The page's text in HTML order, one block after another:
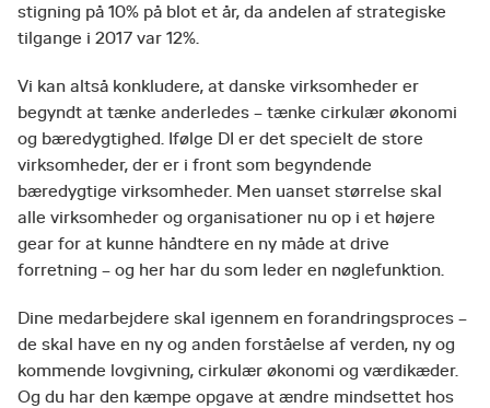
stigning på 10% på blot et år, da andelen af strategiske
tilgange i 2017 var 12%.
Vi kan altså konkludere, at danske virksomheder er
begyndt at tænke anderledes – tænke cirkulær økonomi
og bæredygtighed. Ifølge DI er det specielt de store
virksomheder, der er i front som begyndende
bæredygtige virksomheder. Men uanset størrelse skal
alle virksomheder og organisationer nu op i et højere
gear for at kunne håndtere en ny måde at drive
forretning – og her har du som leder en nøglefunktion.
Dine medarbejdere skal igennem en forandringsproces –
de skal have en ny og anden forståelse af verden, ny og
kommende lovgivning, cirkulær økonomi og værdikæder.
Og du har den kæmpe opgave at ændre mindsettet hos